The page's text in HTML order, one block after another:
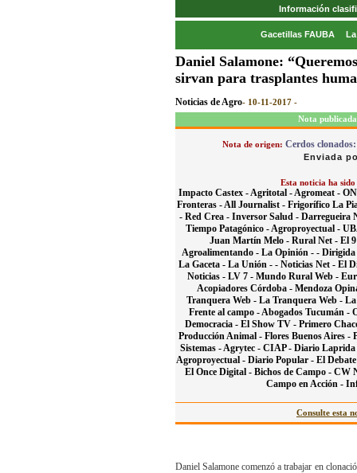
Información
Gacetillas FAUBA
Daniel Salamone:
sirvan para trasplantes
Noticias de Agro- 10-11-2017 -
Nota
Nota de origen: Cerdos
Enviada
Esta noticia ha
Impacto Castex -Agritotal -Agromeat -
Fronteras -All Journalist - Frigorífico La
- Red Crea - Inversor Salud - Darregueira
Tiempo Patagónico -Agroproyectual -
Juan Martín Melo - Rural Net - El
Agroalimentando - La Opinión - -
La Gaceta - La Unión - - Noticias Net - El
Noticias - LV 7 - Mundo Rural Web -
Acopiadores Córdoba - Mendoza
Tranquera Web - La Tranquera Web -
Frente al campo -Abogados Tucumán -
Democracia - El Show TV - Primero
Producción Animal - Flores Buenos Aires -
Sistemas -Agrytec - CIAP - Diario
Agroproyectual - Diario Popular - El
El Once Digital - Bichos de Campo - CW
Campo en Acción -
Consulte esta
Daniel Salamone comenzó a trabajar en